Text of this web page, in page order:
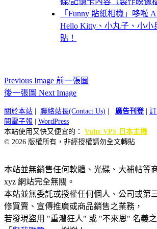
「Funny 貼紙相機」哆啦 A
Hello Kitty、小丸子、小
貼！
Previous Image 前一張圖
後一張圖 Next Image
關於本站 聯絡站長(Contact Us) 廣告刊登|
閱電子報
WordPress
本站使用又快又便宜的： Vultr VPS 日本主機
© 2026 版權所有，非經授權請勿全文轉貼
本站並無銷售任何軟體、光碟、大補帖等
xyz 網站完全無關。
本站並無委託或授權任何個人、公司或第
修買賣、宣傳推廣或商品銷售之業務，
若發現盜用 "重灌狂人" 或 "不來恩" 名義